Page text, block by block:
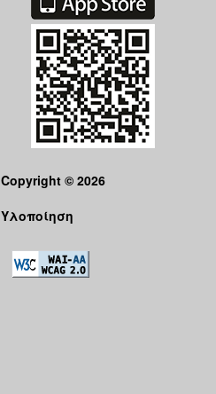
Copyright © 2026
Υλοποίηση